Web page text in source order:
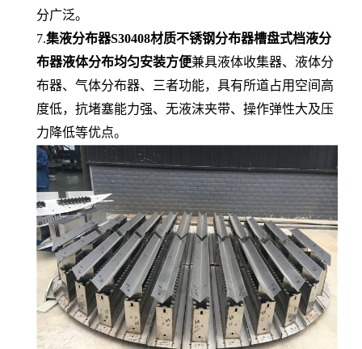
分广泛。
7.集液分布器S30408材质不锈钢分布器槽盘式档液分
布器液体分布均匀安装方便兼具液体收集器、液体分
布器、气体分布器、三者功能，具有所道占用空间高
度低，抗堵塞能力强、无液沫夹带、操作弹性大及压
力降低等优点。